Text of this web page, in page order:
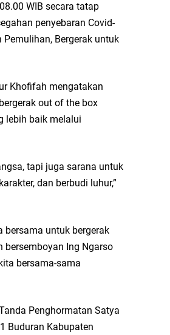
Optimisme Menuju Indonesia Emas 2045
Soliditas di Jakarta
Gizi Balita dan Ibu Hamil Narasi
Gedung C Islamic Center
Hewan Qurban dari Bupati & Kepala DPMPTSP
Daging Kurban untuk Ratusan Warga
WIB secara tatap
penyebaran Covid-
Bergerak untuk
Khofifah mengatakan
out of the box
lebih baik melalui
tapi juga sarana untuk
dan berbudi luhur,”
untuk bergerak
bersemboyan Ing Ngarso
bersama-sama
Penghormatan Satya
Buduran Kabupaten